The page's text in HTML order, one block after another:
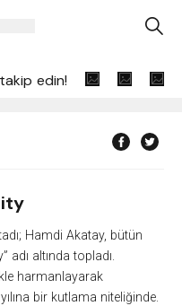
A
edin!
Hamdi Akatay, bütün
adı altında topladı.
harmanlayarak
bir kutlama niteliğinde.